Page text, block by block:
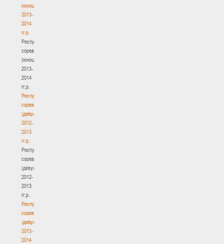
(юноши)
2013-
2014
гг.р.
Республиканские
соревнования
(юноши)
2013-
2014
гг.р.
Республиканские
соревнования
(девушки)
2012-
2013
гг.р.
Республиканские
соревнования
(девушки)
2012-
2013
гг.р.
Республиканские
соревнования
(девушки)
2013-
2014